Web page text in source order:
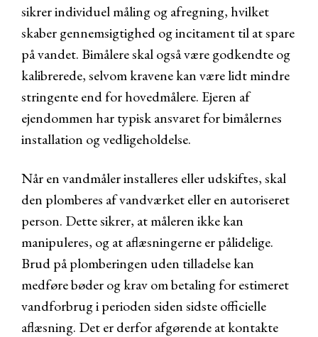
sikrer individuel måling og afregning, hvilket
skaber gennemsigtighed og incitament til at spare
på vandet. Bimålere skal også være godkendte og
kalibrerede, selvom kravene kan være lidt mindre
stringente end for hovedmålere. Ejeren af
ejendommen har typisk ansvaret for bimålernes
installation og vedligeholdelse.
Når en vandmåler installeres eller udskiftes, skal
den plomberes af vandværket eller en autoriseret
person. Dette sikrer, at måleren ikke kan
manipuleres, og at aflæsningerne er pålidelige.
Brud på plomberingen uden tilladelse kan
medføre bøder og krav om betaling for estimeret
vandforbrug i perioden siden sidste officielle
aflæsning. Det er derfor afgørende at kontakte